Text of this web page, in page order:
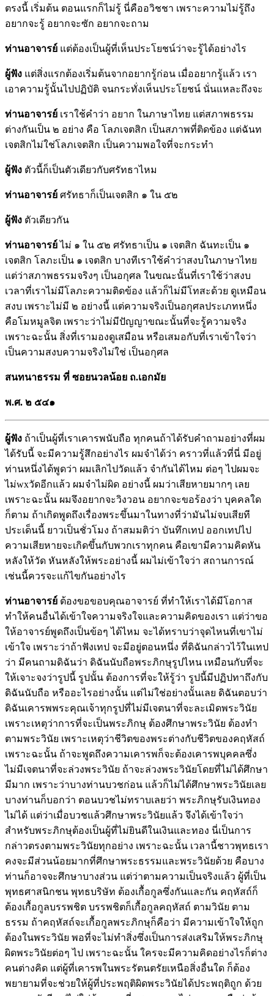
ตรงนี้ เริ่มต้น ตอนแรกก็ไม่รู้ นี่คืออวิชชา เพราะความไม่รู้ถึง
อยากจะรู้ อยากจะซัก อยากจะถาม
ท่านอาจารย์ แต่ต้องเป็นผู้ที่เห็นประโยชน์ว่าจะรู้ได้อย่างไร
ผู้ฟัง แต่สิ่งแรกต้องเริ่มต้นจากอยากรู้ก่อน เมื่ออยากรู้แล้ว เรา
เอาความรู้นั้นไปปฏิบัติ จนกระทั่งเห็นประโยชน์ นั่นแหละถึงจะ
ท่านอาจารย์ เราใช้คำว่า อยาก ในภาษาไทย แต่สภาพธรรม
ต่างกันเป็น ๒ อย่าง คือ โลภเจตสิก เป็นสภาพที่ติดข้อง แต่ฉันท
เจตสิกไม่ใช่โลภเจตสิก เป็นความพอใจที่จะกระทำ
ผู้ฟัง ตัวนี้ก็เป็นตัวเดียวกับศรัทธาไหม
ท่านอาจารย์ ศรัทธาก็เป็นเจตสิก ๑ ใน ๕๒
ผู้ฟัง ตัวเดียวกัน
ท่านอาจารย์ไม่ ๑ ใน ๕๒ ศรัทธาเป็น ๑ เจตสิก ฉันทะเป็น ๑
เจตสิก โลภะเป็น ๑ เจตสิก บางทีเราใช้คำว่าสงบในภาษาไทย
แต่ว่าสภาพธรรมจริงๆ เป็นอกุศล ในขณะนั้นที่เราใช้ว่าสงบ
เวลาที่เราไม่มีโลภะความติดข้อง แล้วก็ไม่มีโทสะด้วย ดูเหมือน
สงบ เพราะไม่มี ๒ อย่างนี้ แต่ความจริงเป็นอกุศลประเภทหนึ่ง
คือโมหมูลจิต เพราะว่าไม่มีปัญญาขณะนั้นที่จะรู้ความจริง
เพราะฉะนั้น สิ่งที่เรามองดูเสมือน หรือเสมอกับที่เราเข้าใจว่า
เป็นความสงบความจริงไม่ใช่ เป็นอกุศล
สนทนาธรรม ที่ ซอยนวลน้อย ถ.เอกมัย
พ.ศ. ๒ ๕๔๑
ผู้ฟัง ถ้าเป็นผู้ที่เราเคารพนับถือ ทุกคนถ้าได้รับคำถามอย่างที่ผม
ได้รับนี้ จะมีความรู้สึกอย่างไร ผมจำได้ว่า คราวที่แล้วที่นี่ มีอยู่
ท่านหนึ่งได้พูดว่า ผมเลิกไปวัดแล้ว จำกันได้ไหม ต่อๆ ไปผมจะ
ไม่wxวัดอีกแล้ว ผมจำไม่ผิด อย่างนี้ ผมว่าเสียหายมากๆ เลย
เพราะฉะนั้น ผมจึงอยากจะวิงวอน อยากจะขอร้องว่า บุคคลใด
ก็ตาม ถ้าเกิดพูดถึงเรื่องพระขึ้นมาในทางที่ว่ามันไม่จบเสียที
ประเด็นนี้ ยาวเป็นชั่วโมง ถ้าสมมติว่า บันทึกเทป ออกเทปไป
ความเสียหายจะเกิดขึ้นกับพวกเราทุกคน คือเขามีความคิดหัน
หลังให้วัด หันหลังให้พระอย่างนี้ ผมไม่เข้าใจว่า สถานการณ์
เช่นนี้ควรจะแก้ไขกันอย่างไร
ท่านอาจารย์ ต้องขอขอบคุณอาจารย์ ที่ทำให้เราได้มีโอกาส
ทำให้คนอื่นได้เข้าใจความจริงใจและความคิดของเรา แต่ว่าขอ
ให้อาจารย์พูดถึงเป็นข้อๆ ได้ไหม จะได้ทราบว่าจุดไหนที่เขาไม่
เข้าใจ เพราะว่าถ้าฟังเทป จะมีอยู่ตอนหนึ่ง ที่ดิฉันกล่าวไว้ในเทป
ว่า มีคนถามดิฉันว่า ดิฉันนับถือพระภิกษุรูปไหน เหมือนกับที่จะ
ให้เจาะจงว่ารูปนี้ รูปนั้น ต้องการที่จะให้รู้ว่า รูปนี้มีปฏิปทาถึงกับ
ดิฉันนับถือ หรืออะไรอย่างนั้น แต่ไม่ใช่อย่างนั้นเลย ดิฉันตอบว่า
ดิฉันเคารพพระคุณเจ้าทุกรูปที่ไม่มีเจตนาที่จะละเมิดพระวินัย
เพราะเหตุว่าการที่จะเป็นพระภิกษุ ต้องศึกษาพระวินัย ต้องทำ
ตามพระวินัย เพราะเหตุว่าชีวิตของพระต่างกับชีวิตของคฤหัสถ์
เพราะฉะนั้น ถ้าจะพูดถึงความเคารพก็จะต้องเคารพบุคคลซึ่ง
ไม่มีเจตนาที่จะล่วงพระวินัย ถ้าจะล่วงพระวินัยโดยที่ไม่ได้ศึกษา
มีมาก เพราะว่าบางท่านบวชก่อน แล้วก็ไม่ได้ศึกษาพระวินัยเลย
บางท่านก็บอกว่า ตอนบวชไม่ทราบเลยว่า พระภิกษุรับเงินทอง
ไม่ได้ แต่ว่าเมื่อบวชแล้วศึกษาพระวินัยแล้ว จึงได้เข้าใจว่า
สำหรับพระภิกษุต้องเป็นผู้ที่ไม่ยินดีในเงินและทอง นี่เป็นการ
กล่าวตรงตามพระวินัยทุกอย่าง เพราะฉะนั้น เวลานี้ชาวพุทธเรา
คงจะมีส่วนน้อยมากที่ศึกษาพระธรรมและพระวินัยด้วย คือบาง
ท่านก็อาจจะศึกษาบางส่วน แต่ว่าตามความเป็นจริงแล้ว ผู้ที่เป็น
พุทธศาสนิกชน พุทธบริษัท ต้องเกื้อกูลซึ่งกันและกัน คฤหัสถ์ก็
ต้องเกื้อกูลบรรพชิต บรรพชิตก็เกื้อกูลคฤหัสถ์ ตามวินัย ตาม
ธรรม ถ้าคฤหัสถ์จะเกื้อกูลพระภิกษุก็คือว่า มีความเข้าใจให้ถูก
ต้องในพระวินัย พอที่จะไม่ทำสิ่งซึ่งเป็นการส่งเสริมให้พระภิกษุ
ผิดพระวินัยต่อๆ ไป เพราะฉะนั้น ใครจะมีความคิดอย่างไรก็ต่าง
คนต่างคิด แต่ผู้ที่เคารพในพระรัตนตรัยเหนือสิ่งอื่นใด ก็ต้อง
พยายามที่จะช่วยให้ผู้ที่ประพฤติผิดพระวินัยได้ประพฤติถูก ด้วย